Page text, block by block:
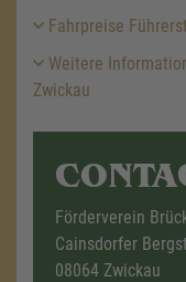
Fahrpreise
Weitere
Zwickau
Förderverein
Cainsdorfer
08064 Zwickau